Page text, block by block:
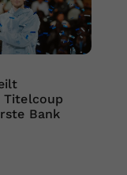
Titelcoup
Bank